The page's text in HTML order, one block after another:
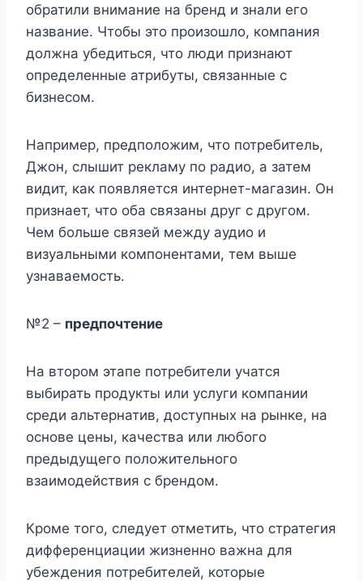
обратили внимание на бренд и знали его
название. Чтобы это произошло, компания
должна убедиться, что люди признают
определенные атрибуты, связанные с
бизнесом.
Например, предположим, что потребитель,
Джон, слышит рекламу по радио, а затем
видит, как появляется интернет-магазин. Он
признает, что оба связаны друг с другом.
Чем больше связей между аудио и
визуальными компонентами, тем выше
узнаваемость.
№2 – предпочтение
На втором этапе потребители учатся
выбирать продукты или услуги компании
среди альтернатив, доступных на рынке, на
основе цены, качества или любого
предыдущего положительного
взаимодействия с брендом.
Кроме того, следует отметить, что стратегия
дифференциации жизненно важна для
убеждения потребителей, которые